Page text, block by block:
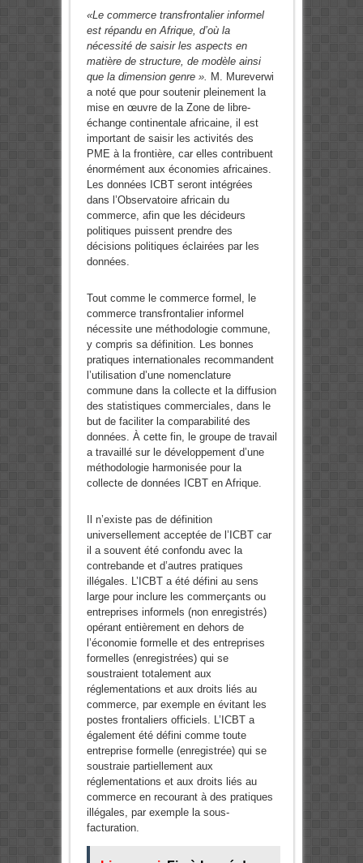
«Le commerce transfrontalier informel
est répandu en Afrique, d’où la
nécessité de saisir les aspects en
matière de structure, de modèle ainsi
que la dimension genre ». M. Mureverwi
a noté que pour soutenir pleinement la
mise en œuvre de la Zone de libre-
échange continentale africaine, il est
important de saisir les activités des
PME à la frontière, car elles contribuent
énormément aux économies africaines.
Les données ICBT seront intégrées
dans l’Observatoire africain du
commerce, afin que les décideurs
politiques puissent prendre des
décisions politiques éclairées par les
données.
Tout comme le commerce formel, le
commerce transfrontalier informel
nécessite une méthodologie commune,
y compris sa définition. Les bonnes
pratiques internationales recommandent
l’utilisation d’une nomenclature
commune dans la collecte et la diffusion
des statistiques commerciales, dans le
but de faciliter la comparabilité des
données. À cette fin, le groupe de travail
a travaillé sur le développement d’une
méthodologie harmonisée pour la
collecte de données ICBT en Afrique.
Il n’existe pas de définition
universellement acceptée de l’ICBT car
il a souvent été confondu avec la
contrebande et d’autres pratiques
illégales. L’ICBT a été défini au sens
large pour inclure les commerçants ou
entreprises informels (non enregistrés)
opérant entièrement en dehors de
l’économie formelle et des entreprises
formelles (enregistrées) qui se
soustraient totalement aux
réglementations et aux droits liés au
commerce, par exemple en évitant les
postes frontaliers officiels. L’ICBT a
également été défini comme toute
entreprise formelle (enregistrée) qui se
soustraie partiellement aux
réglementations et aux droits liés au
commerce en recourant à des pratiques
illégales, par exemple la sous-
facturation.